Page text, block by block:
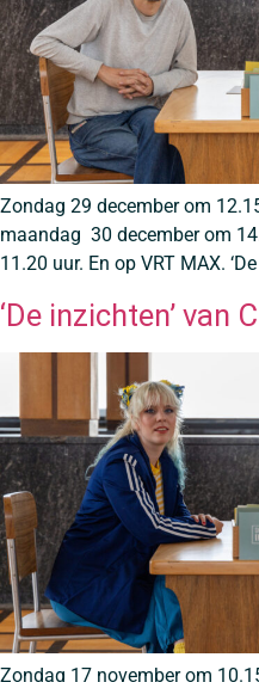
Zondag 29 december om
maandag 30 december om
11.20 uur. En op VRT MAX.
‘De inzichten’ van
Zondag 17 november om